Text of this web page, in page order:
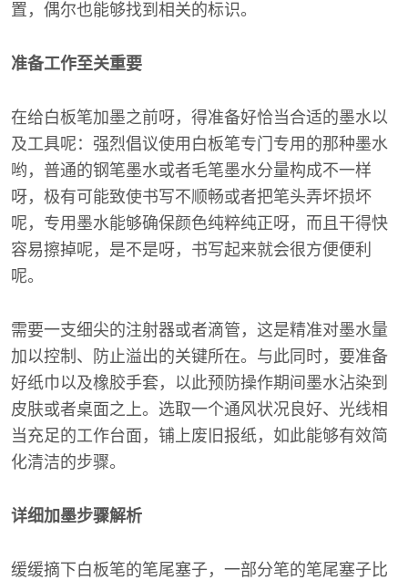
置，偶尔也能够找到相关的标识。
准备工作至关重要
在给白板笔加墨之前呀，得准备好恰当合适的墨水以
及工具呢：强烈倡议使用白板笔专门专用的那种墨水
哟，普通的钢笔墨水或者毛笔墨水分量构成不一样
呀，极有可能致使书写不顺畅或者把笔头弄坏损坏
呢，专用墨水能够确保颜色纯粹纯正呀，而且干得快
容易擦掉呢，是不是呀，书写起来就会很方便便利
呢。
需要一支细尖的注射器或者滴管，这是精准对墨水量
加以控制、防止溢出的关键所在。与此同时，要准备
好纸巾以及橡胶手套，以此预防操作期间墨水沾染到
皮肤或者桌面之上。选取一个通风状况良好、光线相
当充足的工作台面，铺上废旧报纸，如此能够有效简
化清洁的步骤。
详细加墨步骤解析
缓缓摘下白板笔的笔尾塞子，一部分笔的笔尾塞子比